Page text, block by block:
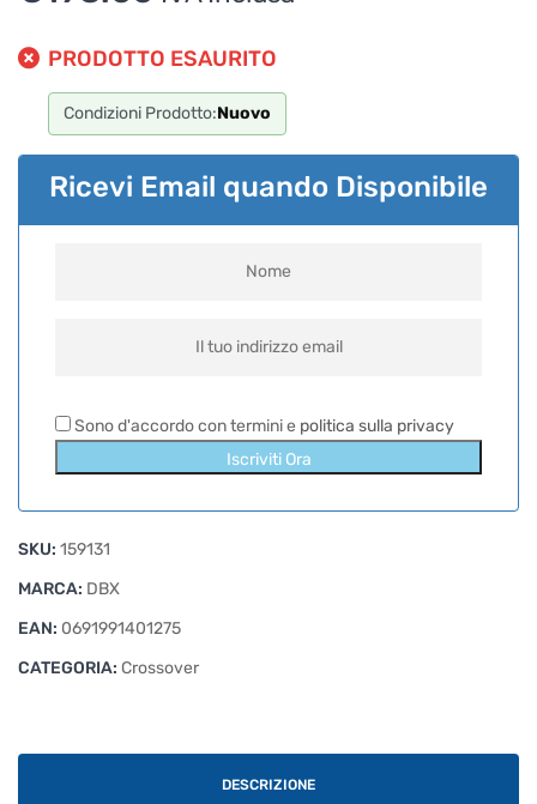
PRODOTTO ESAURITO
Condizioni Prodotto:Nuovo
Ricevi Email quando Disponibile
Sono d'accordo con termini e politica sulla privacy
Iscriviti Ora
SKU: 159131
MARCA: DBX
EAN: 0691991401275
CATEGORIA: Crossover
DESCRIZIONE
assicurati di indicarne il nome completo